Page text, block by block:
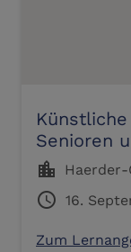
Senioren
location_city
schedule
Zum